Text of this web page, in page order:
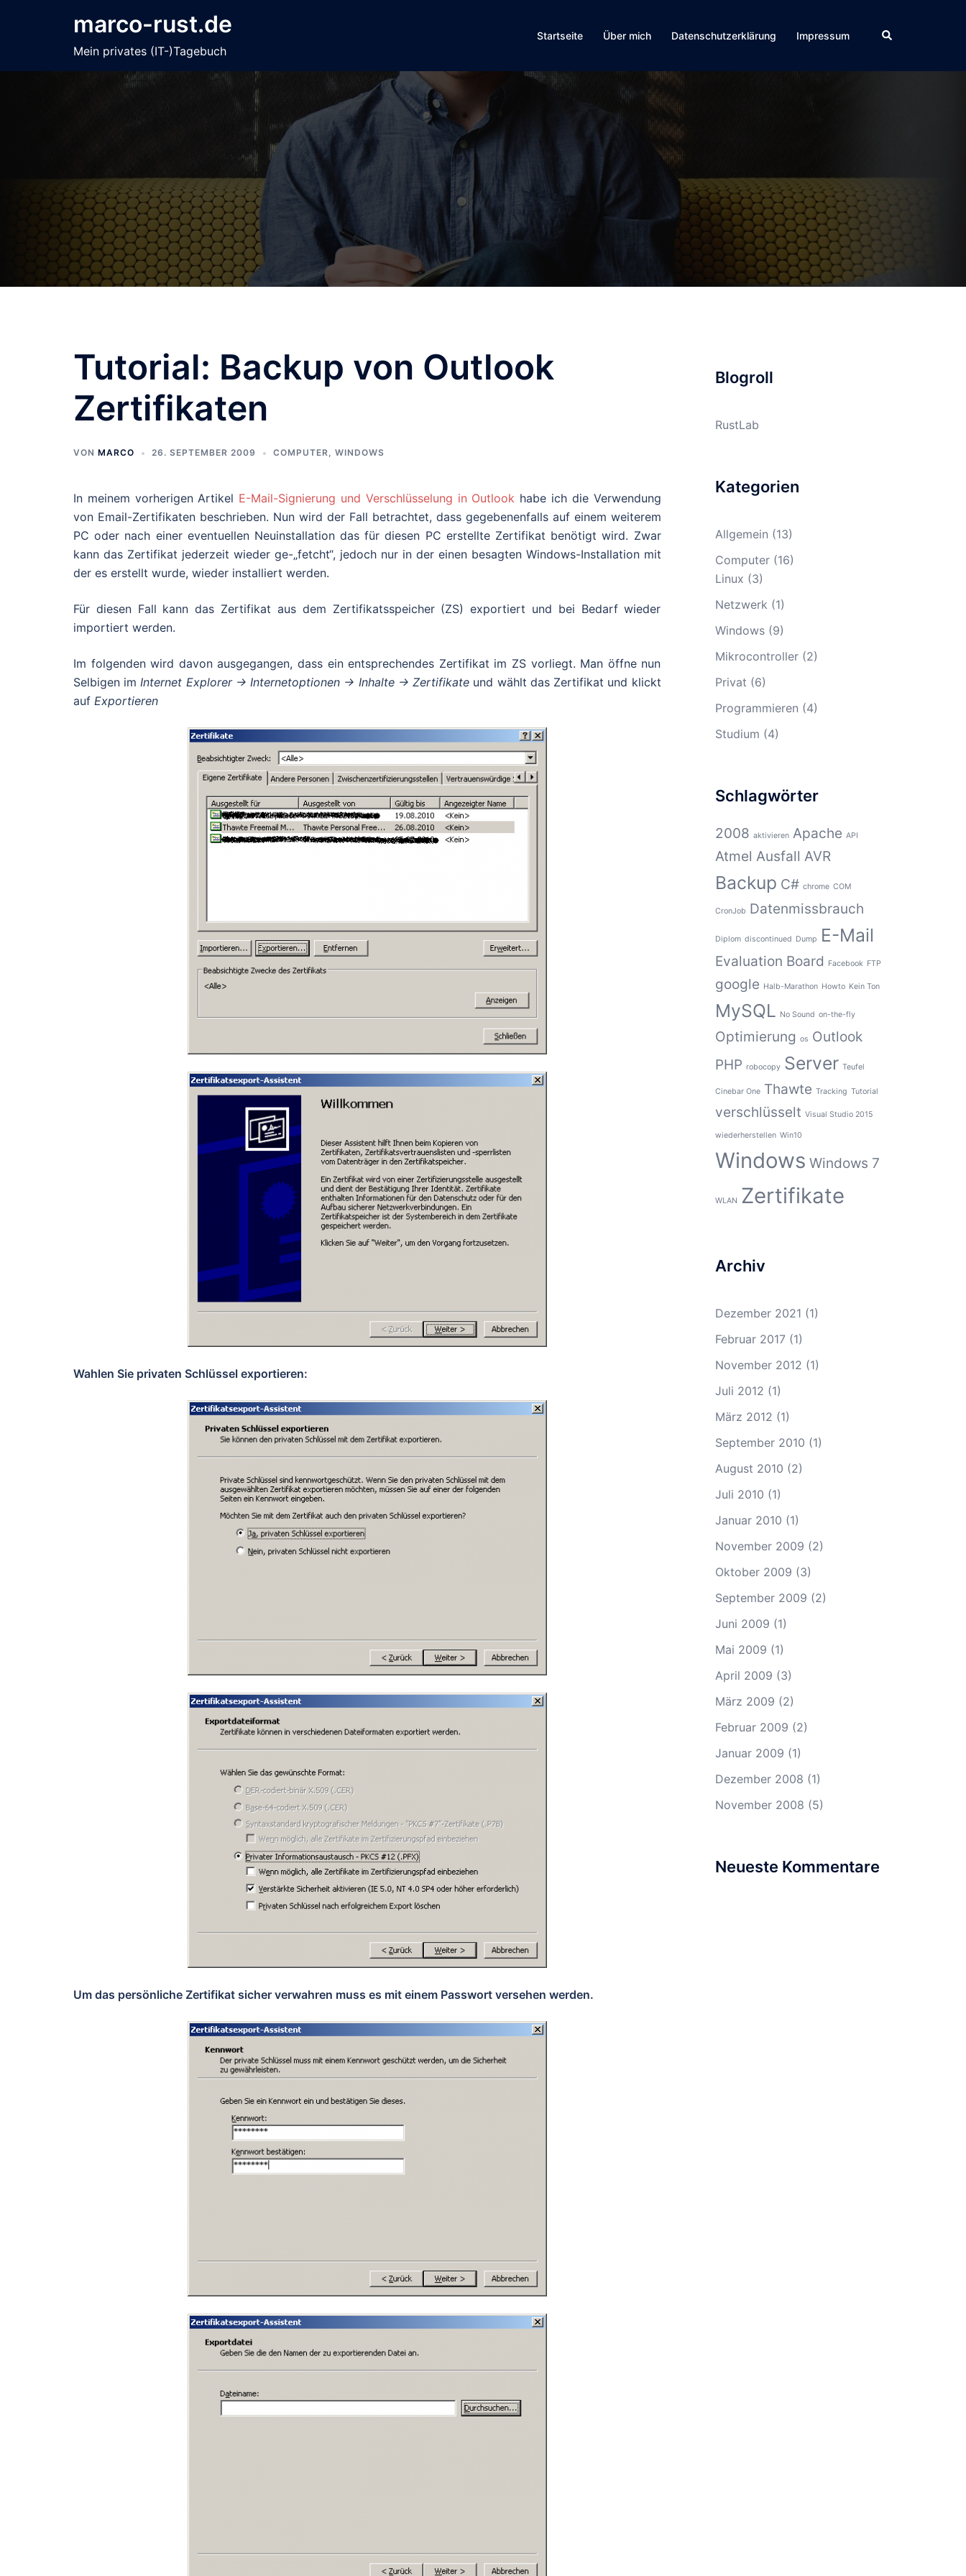
marco-rust.de
Mein privates (IT-)Tagebuch
Startseite Über mich Datenschutzerklärung Impressum Suche
Tutorial: Backup von Outlook
Zertifikaten
VON MARCO 26. SEPTEMBER 2009 COMPUTER, WINDOWS
In meinem vorherigen Artikel E-Mail-Signierung und Verschlüsselung in Outlook habe ich die Verwendung
von Email-Zertifikaten beschrieben. Nun wird der Fall betrachtet, dass gegebenenfalls auf einem weiterem
PC oder nach einer eventuellen Neuinstallation das für diesen PC erstellte Zertifikat benötigt wird. Zwar
kann das Zertifikat jederzeit wieder ge-„fetcht“, jedoch nur in der einen besagten Windows-Installation mit
der es erstellt wurde, wieder installiert werden.
Für diesen Fall kann das Zertifikat aus dem Zertifikatsspeicher (ZS) exportiert und bei Bedarf wieder
importiert werden.
Im folgenden wird davon ausgegangen, dass ein entsprechendes Zertifikat im ZS vorliegt. Man öffne nun
Selbigen imInternet Explorer -> Internetoptionen -> Inhalte -> Zertifikate und wählt das Zertifikat und klickt
auf Exportieren
Wahlen Sie privaten Schlüssel exportieren:
Um das persönliche Zertifikat sicher verwahren muss es mit einem Passwort versehen werden.
Blogroll
RustLab
Kategorien
Allgemein (13)
Computer(16)
Linux (3)
Netzwerk (1)
Windows(9)
Mikrocontroller(2)
Privat (6)
Programmieren (4)
Studium (4)
Schlagwörter
2008 aktivieren Apache API
Atmel Ausfall AVR
Backup C# chrome COM
CronJob Datenmissbrauch
Diplom discontinued Dump E-Mail
Evaluation Board Facebook FTP
google Halb-Marathon Howto Kein Ton
MySQL No Sound on-the-fly
Optimierung os Outlook
PHP robocopy Server Teufel
Cinebar One Thawte Tracking Tutorial
verschlüsselt Visual Studio 2015
wiederherstellen Win10
Windows Windows 7
WLAN Zertifikate
Archiv
Dezember 2021 (1)
Februar 2017(1)
November 2012 (1)
Juli 2012 (1)
März 2012 (1)
September 2010 (1)
August 2010 (2)
Juli 2010 (1)
Januar 2010 (1)
November 2009 (2)
Oktober 2009 (3)
September 2009 (2)
Juni 2009 (1)
Mai 2009 (1)
April 2009 (3)
März 2009 (2)
Februar 2009 (2)
Januar 2009 (1)
Dezember 2008 (1)
November 2008 (5)
Neueste Kommentare